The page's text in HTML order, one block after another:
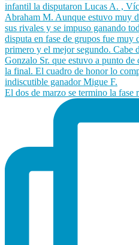
El dos de marzo se termino la fase